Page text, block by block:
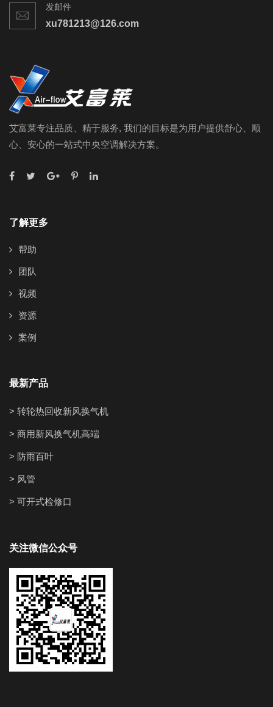
发邮件
xu781213@126.com
艾富莱专注品质、精于服务, 我们的目标是为用户提供舒心、顺
心、安心的一站式中央空调解决方案。
了解更多
帮助
团队
视频
资源
案例
最新产品
> 转轮热回收新风换气机
> 商用新风换气机高端
> 防雨百叶
> 风管
> 可开式检修口
关注微信公众号